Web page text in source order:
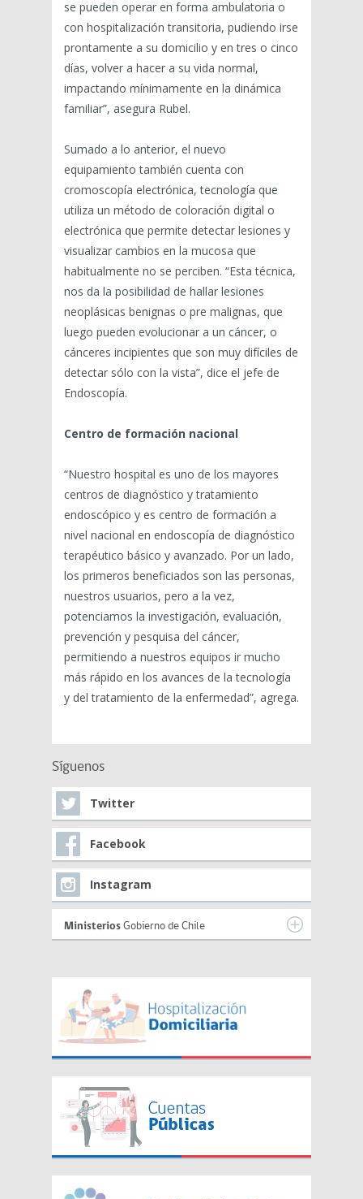
se pueden operar en forma ambulatoria o
con hospitalización transitoria, pudiendo irse
prontamente a su domicilio y en tres o cinco
días, volver a hacer a su vida normal,
impactando mínimamente en la dinámica
familiar”, asegura Rubel.
Sumado a lo anterior, el nuevo
equipamiento también cuenta con
cromoscopía electrónica, tecnología que
utiliza un método de coloración digital o
electrónica que permite detectar lesiones y
visualizar cambios en la mucosa que
habitualmente no se perciben. “Esta técnica,
nos da la posibilidad de hallar lesiones
neoplásicas benignas o pre malignas, que
luego pueden evolucionar a un cáncer, o
cánceres incipientes que son muy difíciles de
detectar sólo con la vista”, dice el jefe de
Endoscopía.
Centro de formación nacional
“Nuestro hospital es uno de los mayores
centros de diagnóstico y tratamiento
endoscópico y es centro de formación a
nivel nacional en endoscopía de diagnóstico
terapéutico básico y avanzado. Por un lado,
los primeros beneficiados son las personas,
nuestros usuarios, pero a la vez,
potenciamos la investigación, evaluación,
prevención y pesquisa del cáncer,
permitiendo a nuestros equipos ir mucho
más rápido en los avances de la tecnología
y del tratamiento de la enfermedad”, agrega.
Síguenos
Twitter
Facebook
Instagram
Ministerios Gobierno de Chile